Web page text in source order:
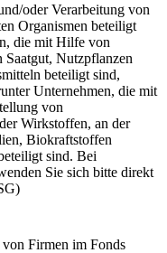
oder Verarbeitung von
Organismen beteiligt
die mit Hilfe von
Nutzpflanzen
beteiligt sind,
Unternehmen, die mit
von
Wirkstoffen, an der
Biokraftstoffen
sind. Bei
Sie sich bitte direkt
Firmen im Fonds